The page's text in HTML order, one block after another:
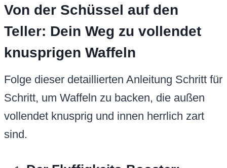
Von der Schüssel auf den
Teller: Dein Weg zu vollendet
knusprigen Waffeln
Folge dieser detaillierten Anleitung Schritt für
Schritt, um Waffeln zu backen, die außen
vollendet knusprig und innen herrlich zart
sind.